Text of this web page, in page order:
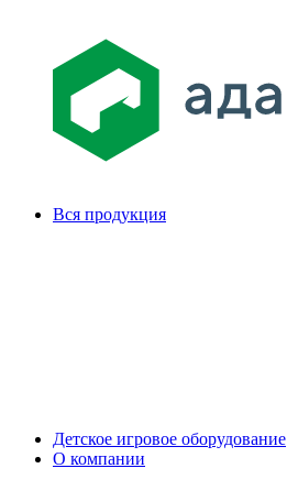
Вся продукция
Детское игровое оборудование
О компании